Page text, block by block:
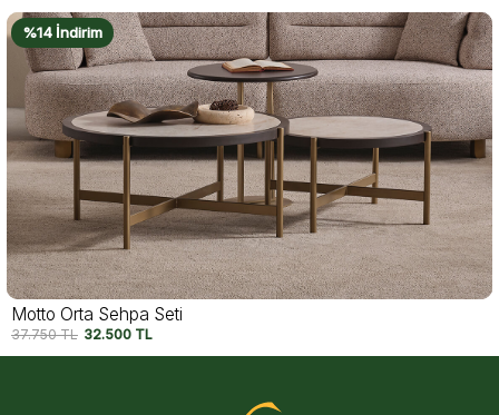
%18 İndirim
Viesta Orta Sehpa
42.750TL 35.000TL